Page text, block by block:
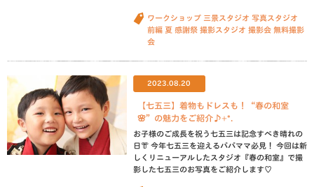
ワークショップ 三景スタジオ 写真スタジオ
前編 夏 感謝祭 撮影スタジオ 撮影会 無料撮影
会
2023.08.20
【七五三】着物もドレスも！“春の和室
🌸”の魅力をご紹介♪+*.
お子様のご成長を祝う七五三は記念すべき晴れの
日👘 今年七五三を迎えるパパママ必見！ 今回は新
しくリニューアルしたスタジオ『春の和室』で撮
影した七五三のお写真をご紹介します♡